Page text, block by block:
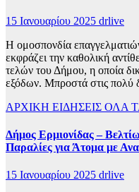
15 Ιανουαρίου 2025 drlive
Η ομοσπονδία
εκφράζει την καθολική
τελών του Δήμου, η οποία
εξόδων. Μπροστά στις
ΑΡΧΙΚΗ ΕΙΔΗΣΕΙΣ ΟΛΑ
Δήμος Ερμιονίδας –
Παραλίες για Άτομα με
15 Ιανουαρίου 2025 drlive